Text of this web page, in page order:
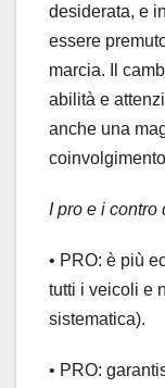
desiderata, e
essere
marcia. Il
abilità e
anche una
I pro e i contro
• PRO: è più
tutti i veicoli e
sistematica).
• PRO: